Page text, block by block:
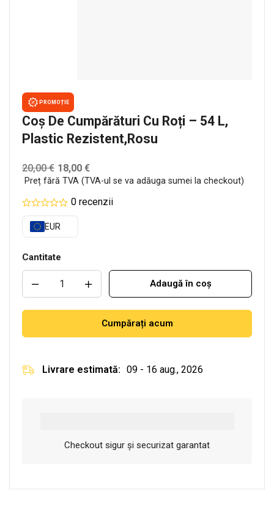
PROMOȚIE
Coș De Cumpărături Cu Roți – 54 L,
Plastic Rezistent,rosu
20,00€ 18,00 €
Preț fără TVA (TVA-ul se va adăuga sumei la checkout)
0 recenzii
EUR
Cantitate
Adaugă în coș
Cumpărați acum
Livrare estimată: 09 - 16 aug., 2026
Checkout sigur și securizat garantat